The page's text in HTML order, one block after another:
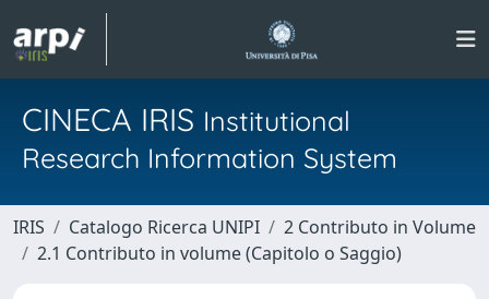
CINECA IRIS Institutional
Research Information System
IRIS Catalogo Ricerca UNIPI
2 Contributo in Volume
2.1 Contributo in volume (Capitolo o Saggio)